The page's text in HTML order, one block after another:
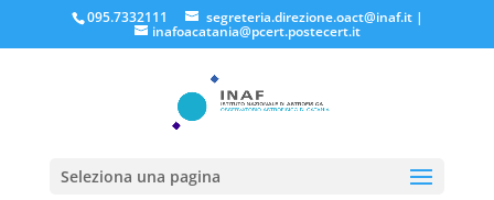
095.7332111 segreteria.direzione.oact@inaf.it|
inafoacatania@pcert.postecert.it
Seleziona una pagina